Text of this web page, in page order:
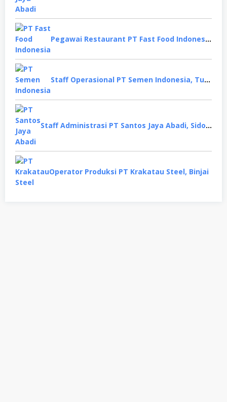
Pegawai Restaurant PT Fast Food Indonesia, Surabaya
Staff Operasional PT Semen Indonesia, Tuban
Staff Administrasi PT Santos Jaya Abadi, Sidoarjo
Operator Produksi PT Krakatau Steel, Binjai